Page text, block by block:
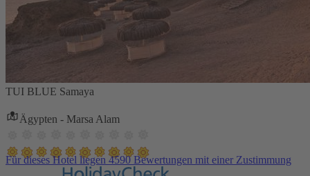
TUI BLUE Samaya
Ägypten - Marsa Alam
Für dieses Hotel liegen 4590 Bewertungen mit einer Zustimmung